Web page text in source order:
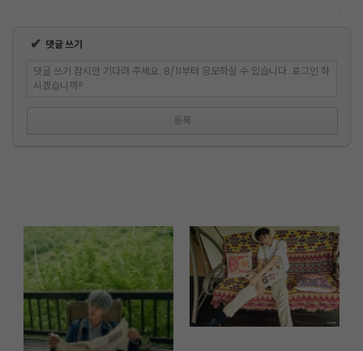
✔ 댓글 쓰기
댓글 쓰기 잠시만 기다려 주세요. 8/11부터 응모하실 수 있습니다. 로그인 하
시겠습니까?